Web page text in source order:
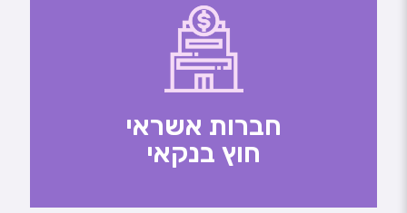
חברות אשראי
חוץ בנקאי